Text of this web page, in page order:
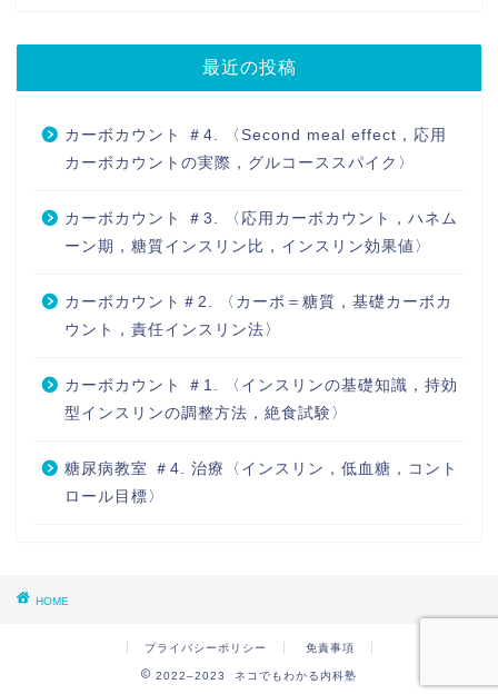
最近の投稿
カーボカウント ＃4. 〈Second meal effect，応用
カーボカウントの実際，グルコーススパイク〉
カーボカウント ＃3. 〈応用カーボカウント，ハネム
ーン期，糖質インスリン比，インスリン効果値〉
カーボカウント＃2. 〈カーボ＝糖質，基礎カーボカ
ウント，責任インスリン法〉
カーボカウント ＃1. 〈インスリンの基礎知識，持効
型インスリンの調整方法，絶食試験〉
糖尿病教室 ＃4. 治療〈インスリン，低血糖，コント
ロール目標〉
HOME
プライバシーポリシー 免責事項
2022–2023 ネコでもわかる内科塾